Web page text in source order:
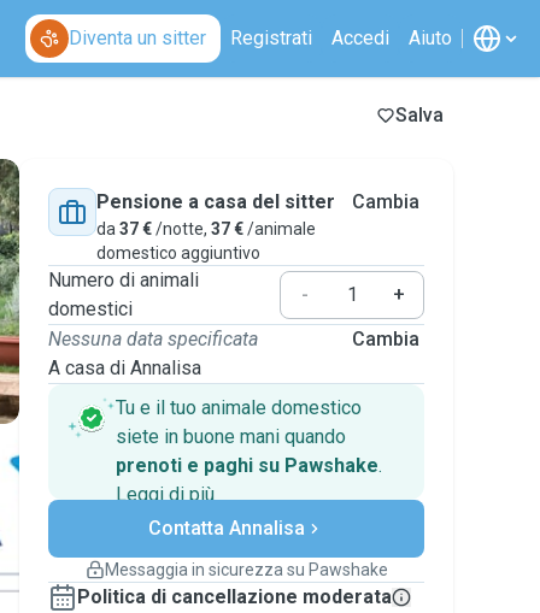
Diventa un sitter Registrati Accedi Aiuto
Salva
Pensione a casa del sitter
da 37 €/notte, 37 €/animale
domestico aggiuntivo
Cambia
Numero di animali
domestici
-
+
Nessuna data specificata
A casa di Annalisa
Cambia
Tu e il tuo animale domestico
siete in buone mani quando
prenoti e paghi su Pawshake.
Leggi di piùPagamenti sicuri
Assistenza se i piani
Prenotazioni coperte
Stai su Pawshake - dal primo messaggio al
Contatta Annalisa
Messaggia in sicurezza su Pawshake
Politica di cancellazione moderata